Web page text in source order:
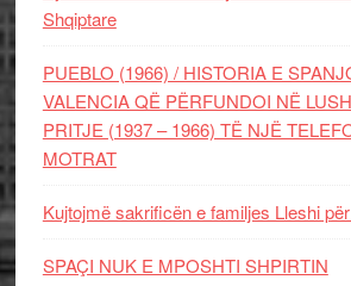
Shqiptare
PUEBLO (1966) / HISTORIA E
VALENCIA QË PËRFUNDOI NË
PRITJE (1937 – 1966) TË NJË
MOTRAT
Kujtojmë sakrificën e familjes Lleshi
SPAÇI NUK E MPOSHTI SHPIRTIN